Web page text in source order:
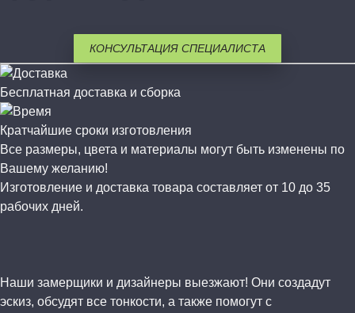
КОНСУЛЬТАЦИЯ СПЕЦИАЛИСТА
Бесплатная доставка и сборка
Кратчайшие сроки изготовления
Все размеры, цвета и материалы могут быть изменены по
Вашему желанию!
Изготовление и доставка товара составляет от 10 до 35
рабочих дней.
Наши замерщики и дизайнеры выезжают! Они создадут
эскиз, обсудят все тонкости, а также помогут с